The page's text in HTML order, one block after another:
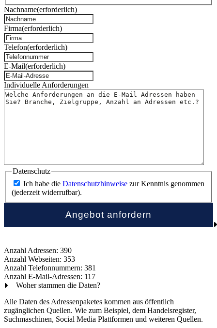
Nachname(erforderlich)
Firma(erforderlich)
Telefon(erforderlich)
E-Mail(erforderlich)
Individuelle Anforderungen
Datenschutz
Ich habe die Datenschutzhinweise zur Kenntnis genommen
(jederzeit widerrufbar).
Anzahl Adressen: 390
Anzahl Webseiten: 353
Anzahl Telefonnummern: 381
Anzahl E-Mail-Adressen: 117
Woher stammen die Daten?
Alle Daten des Adressenpaketes kommen aus öffentlich
zugänglichen Quellen. Wie zum Beispiel, dem Handelsregister,
Suchmaschinen, Social Media Plattformen und weiteren Quellen.